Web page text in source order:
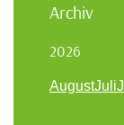
Archiv
2026
AugustJuli